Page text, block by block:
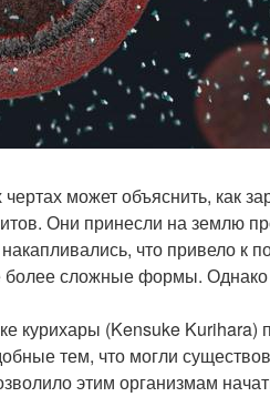
может объяснить, как
Они принесли на землю
что привело к
сложные формы. Однако
курихары (Kensuke Kurihara)
тем, что могли
этим организмам